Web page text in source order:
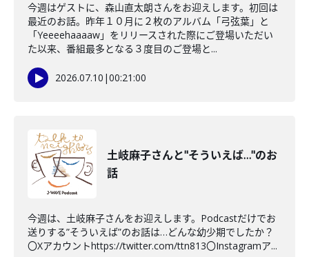
今週はゲストに、森山直太朗さんをお迎えします。初回は
最近のお話。昨年１０月に２枚のアルバム「弓弦葉」と
「Yeeeehaaaaw」をリリースされた際にご登場いただい
た以来、番組最多となる３度目のご登場と...
2026.07.10 |00:21:00
土岐麻子さんと"そういえば…"のお
話
今週は、土岐麻子さんをお迎えします。Podcastだけでお
送りする”そういえば”のお話は…どんな幼少期でしたか？
〇Xアカウントhttps://twitter.com/ttn813〇Instagramア...